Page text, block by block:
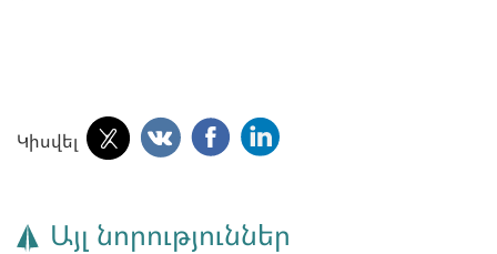
Կիսվել
Այլ նորություններ